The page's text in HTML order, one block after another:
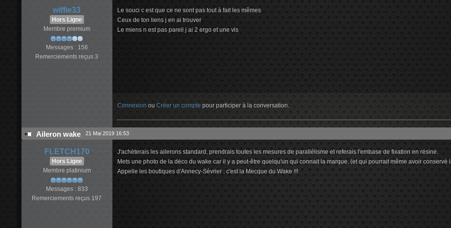
wiffie33
Hors Ligne
Membre premium
Messages : 156
Remerciements reçus 3
Le souci c est que ce ne sont pas tout à fait les mêmes
Ceux de ton liens j en ai trouver
Le miens n est pas pareil j ai 2 ergo et une vis
Connexion ou Créer un compte pour participer à la conversation.
Aileron wake 21 Mai 2019 16:53
FLETCH170
Hors Ligne
Membre platinium
Messages : 833
Remerciements reçus 197
J'achèterais les ailerons standard, prendrais toutes les mesures de parallélisme et referais l'embase de fixation en résine.
Mets une photo de la déco du wake car il y a peut-être quelqu'un qui connait la marque. (et qui pourrait même avoir conservé
Appelle les boutiques d'Annecy-Sévrier : c'est la Mecque du Wake !!!